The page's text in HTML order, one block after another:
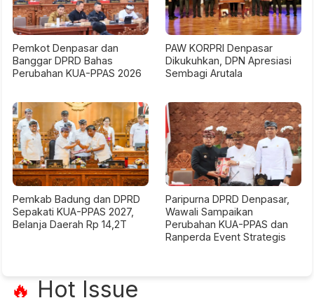
Pemkot Denpasar dan
Banggar DPRD Bahas
Perubahan KUA-PPAS 2026
PAW KORPRI Denpasar
Dikukuhkan, DPN Apresiasi
Sembagi Arutala
Pemkab Badung dan DPRD
Sepakati KUA-PPAS 2027,
Belanja Daerah Rp 14,2T
Paripurna DPRD Denpasar,
Wawali Sampaikan
Perubahan KUA-PPAS dan
Ranperda Event Strategis
🔥 Hot Issue